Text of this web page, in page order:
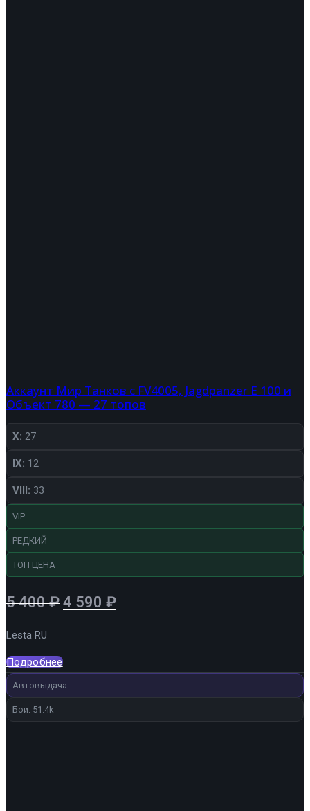
Аккаунт Мир Танков с FV4005, Jagdpanzer E 100 и
Объект 780 — 27 топов
X: 27
IX: 12
VIII: 33
VIP
РЕДКИЙ
ТОП ЦЕНА
5 400₽ Первоначальная
5
400 ₽.
4 590 ₽Текущая
Lesta RU
Подробнее
Автовыдача
Бои: 51.4k